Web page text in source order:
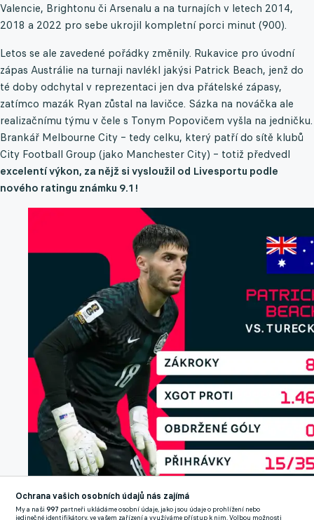
Valencie, Brightonu či Arsenalu a na turnajích v letech 2014,
2018 a 2022 pro sebe ukrojil kompletní porci minut (900).
Letos se ale zavedené pořádky změnily. Rukavice pro úvodní
zápas Austrálie na turnaji navlékl jakýsi Patrick Beach, jenž do
té doby odchytal v reprezentaci jen dva přátelské zápasy,
zatímco mazák Ryan zůstal na lavičce. Sázka na nováčka ale
realizačnímu týmu v čele s Tonym Popovičem vyšla na jedničku.
Brankář Melbourne City – tedy celku, který patří do sítě klubů
City Football Group (jako Manchester City) – totiž předvedl
excelentí výkon, za nějž si vysloužil od Livesportu podle
nového ratingu známku 9.1!
Ochrana vašich osobních údajů nás zajímá
My a naši997 partneři ukládáme osobní údaje, jako jsou údaje o prohlížení nebo
jedinečné identifikátory, ve vašem zařízení a využíváme přístup k nim. Volbou možnosti